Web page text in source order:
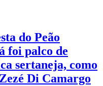
do Peão
foi palco de
sertaneja, como
Di Camargo